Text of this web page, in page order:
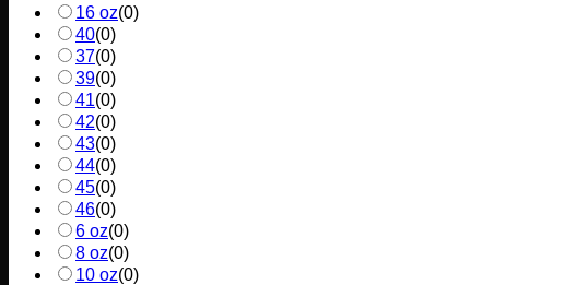
16 oz(0)
40(0)
37(0)
39(0)
41(0)
42(0)
43(0)
44(0)
45(0)
46(0)
6 oz(0)
8 oz(0)
10 oz(0)